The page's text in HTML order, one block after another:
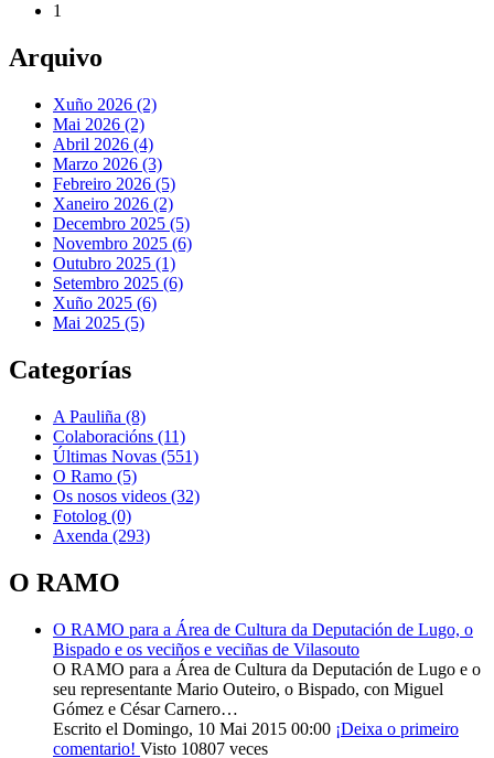
1
Arquivo
Xuño 2026 (2)
Mai 2026 (2)
Abril 2026 (4)
Marzo 2026 (3)
Febreiro 2026 (5)
Xaneiro 2026 (2)
Decembro 2025 (5)
Novembro 2025 (6)
Outubro 2025 (1)
Setembro 2025 (6)
Xuño 2025 (6)
Mai 2025 (5)
Categorías
A Pauliña (8)
Colaboracións (11)
Últimas Novas (551)
O Ramo (5)
Os nosos videos (32)
Fotolog (0)
Axenda (293)
O RAMO
O RAMO para a Área de Cultura da Deputación de Lugo, o
Bispado e os veciños e veciñas de Vilasouto
O RAMO para a Área de Cultura da Deputación de Lugo e o
seu representante Mario Outeiro, o Bispado, con Miguel
Gómez e César Carnero…
Escrito el Domingo, 10 Mai 2015 00:00 ¡Deixa o primeiro
comentario! Visto 10807 veces